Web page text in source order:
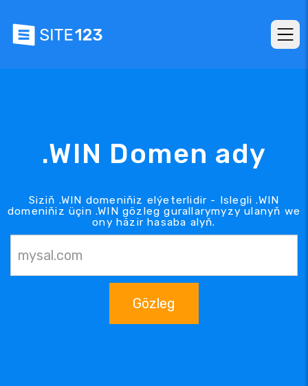
.WIN Domen ady
Siziň .WIN domeniňiz elýeterlidir - Islegli .WIN
domeniňiz üçin .WIN gözleg gurallarymyzy ulanyň we
ony häzir hasaba alyň.
Gözleg